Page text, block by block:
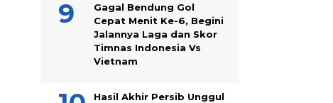
Gagal Bendung Gol
Cepat Menit Ke-6, Begini
Jalannya Laga dan Skor
Timnas Indonesia Vs
Vietnam
Hasil Akhir Persib Unggul